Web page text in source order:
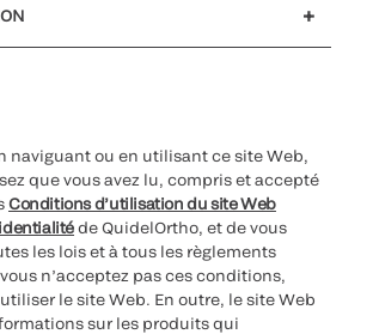
naviguant ou en utilisant ce site Web,
que vous avez lu, compris et accepté
Conditions d’utilisation du site Web
de QuidelOrtho, et de vous
les lois et à tous les règlements
n’acceptez pas ces conditions,
le site Web. En outre, le site Web
sur les produits qui